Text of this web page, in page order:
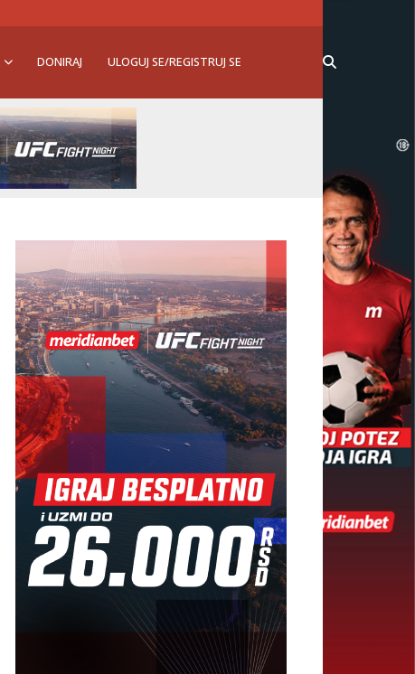
DONIRAJ ULOGUJ SE/REGISTRUJ SE